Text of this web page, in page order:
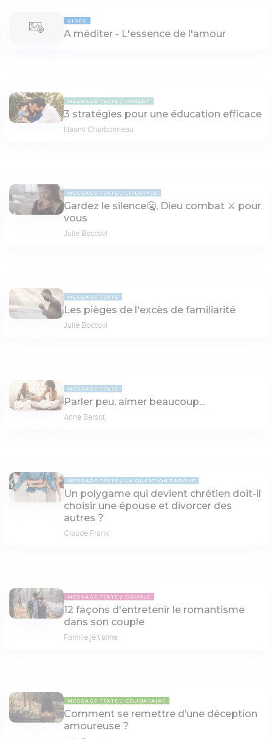
VIDÉO
A méditer - L'essence de l'amour
MESSAGE TEXTE PARENT
3 stratégies pour une éducation efficace
Naomi Charbonneau
MESSAGE TEXTE LIFESTYLE
Gardez le silence🤐, Dieu combat ⚔ pour
vous
Julie Boccovi
MESSAGE TEXTE
Les pièges de l'excès de familiarité
Julie Boccovi
MESSAGE TEXTE
Parler peu, aimer beaucoup...
Anne Bersot
MESSAGE TEXTE LA QUESTION TABOUE
Un polygame qui devient chrétien doit-il
choisir une épouse et divorcer des
autres ?
Claude Frank
MESSAGE TEXTE COUPLE
12 façons d'entretenir le romantisme
dans son couple
Famille je t'aime
MESSAGE TEXTE CÉLIBATAIRE
Comment se remettre d’une déception
amoureuse ?